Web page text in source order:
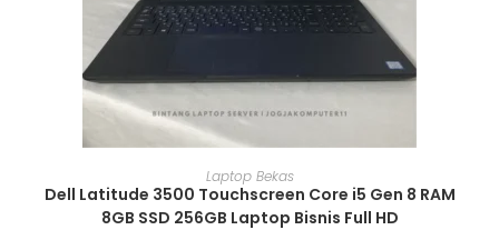
ADD TO CART
Laptop Bekas
Dell Latitude 3500 Touchscreen Core i5 Gen 8 RAM
8GB SSD 256GB Laptop Bisnis Full HD